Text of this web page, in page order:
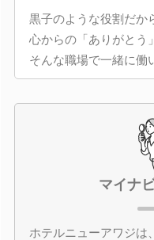
黒子のような役割だか
心からの「ありがとう
そんな職場で一緒に働
マイナ
ホテルニューアワジは